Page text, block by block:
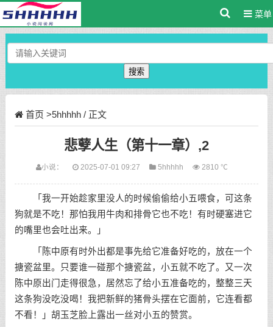
菜单
搜索
首页 >5hhhhh/ 正文
悲孽人生（第十一章）,2
小说： 2025-07-01 09:27 5hhhhh 2810 ℃
「我一开始趁家里没人的时候偷偷给小五喂食，可这条
狗就是不吃！那怕我用牛肉和排骨它也不吃！有时硬塞进它
的嘴里也会吐出来。」
「陈中原有时外出都是事先给它准备好吃的，放在一个
搪瓷盆里。只要谁一碰那个搪瓷盆，小五就不吃了。又一次
陈中原出门走得很急，居然忘了给小五准备吃的，整整三天
这条狗没吃没喝！我把新鲜的猪骨头摆在它面前，它连看都
不看！」胡玉芝脸上露出一丝对小五的赞赏。